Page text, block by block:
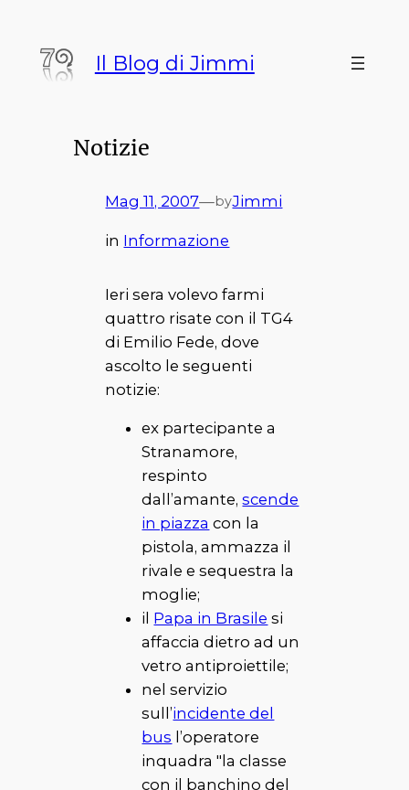
contenuto
Il Blog di Jimmi
Notizie
Mag 11, 2007—byJimmi
in Informazione
Ieri sera volevo farmi
quattro risate con il TG4
di Emilio Fede, dove
ascolto le seguenti
notizie:
ex partecipante a
Stranamore,
respinto
dall’amante,scende
in piazza con la
pistola, ammazza il
rivale e sequestra la
moglie;
il Papa in Brasile si
affaccia dietro ad un
vetro antiproiettile;
nel servizio
sull’incidente del
bus l’operatore
inquadra " la classe
con il banchino del